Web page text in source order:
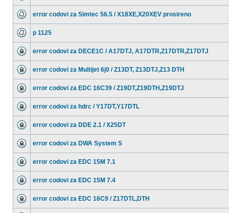
error codovi za Simtec 56.5 / X18XE,X20XEV prosireno
p 1125
error codovi za DECE1C / A17DTJ, A17DTR,Z17DTR,Z17DTJ
error codovi za Multijet 6j0 / Z13DT, Z13DTJ,Z13 DTH
error codovi za EDC 16C39 / Z19DT,Z19DTH,Z19DTJ
error codovi za hdrc / Y17DT,Y17DTL
error codovi za DDE 2.1 / X25DT
error codovi za DWA System S
error codovi za EDC 15M 7.1
error codovi za EDC 15M 7.4
error codovi za EDC 16C9 / Z17DTL,DTH